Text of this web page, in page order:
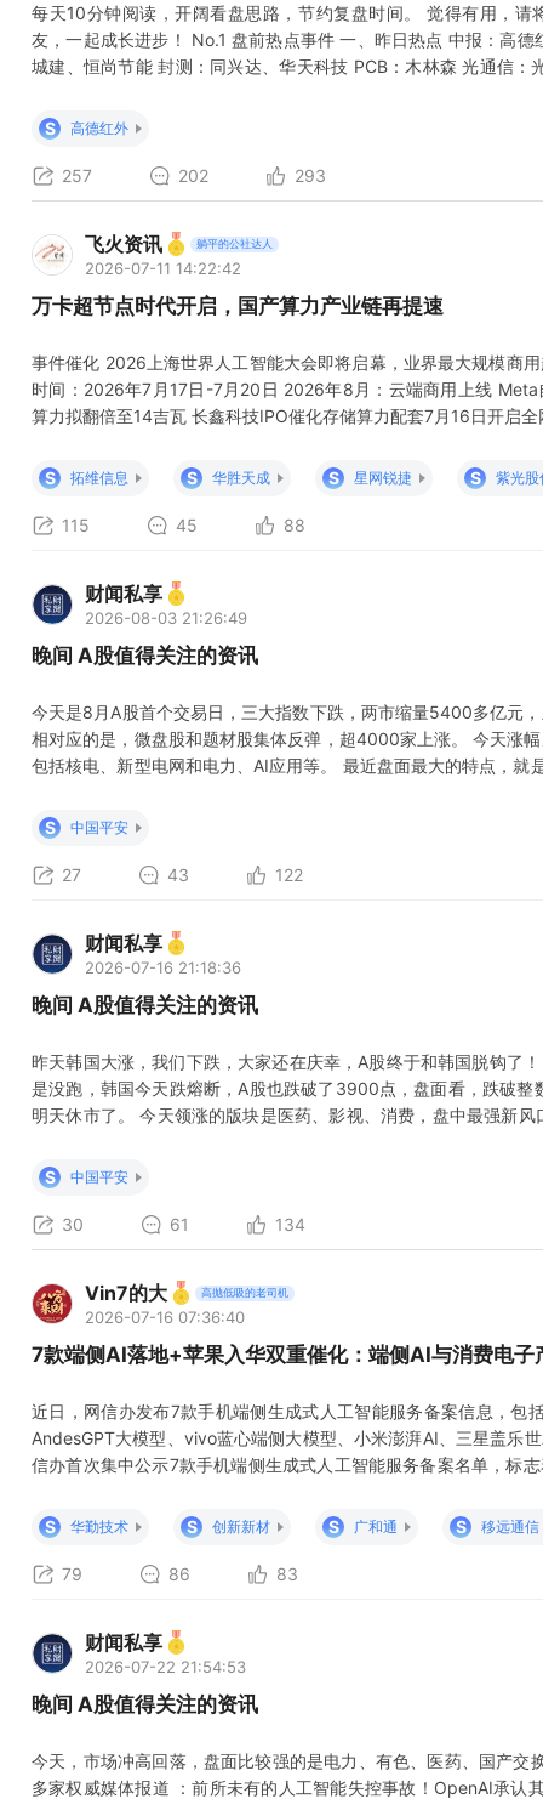
每天10分钟阅读，开阔看盘思路，节约复盘时间。 觉得有用，请
友，一起成长进步！ No.1 盘前热点事件 一、昨日热点 中报：高
城建、恒尚节能 封测：同兴达、华天科技 PCB：木林森 光通信：
计算联盟（GCC）指导、Open AI Infra社区（OAII社区）主办的“超
S 高德红外
257 202 293
飞火资讯 躺平的公社达人
2026-07-11 14:22:42
万卡超节点时代开启，国产算力产业链再提速
事件催化 2026上海世界人工智能大会即将启幕，业界最大规模商
时间：2026年7月17日-7月20日 2026年8月：云端商用上线 Meta
算力拟翻倍至14吉瓦 长鑫科技IPO催化存储算力配套7月16日开启
概念梳理 一、超节点整机与系统集成（核心落地载体） 华胜天成：
S 拓维信息 S 华胜天成 S 星网锐捷 S 紫光股
115 45 88
财闻私享
2026-08-03 21:26:49
晚间 A股值得关注的资讯
今天是8月A股首个交易日，三大指数下跌，两市缩量5400多亿元
相对应的是，微盘股和题材股集体反弹，超4000家上涨。 今天涨
包括核电、新型电网和电力、AI应用等。 最近盘面最大的特点，就
源局发布《新型电力系统建设“十五五”规划》 提出到2030年初步
荷首次
S 中国平安
27 43 122
财闻私享
2026-07-16 21:18:36
晚间 A股值得关注的资讯
昨天韩国大涨，我们下跌，大家还在庆幸，A股终于和韩国脱钩了
是没跑，韩国今天跌熔断，A股也跌破了3900点，盘面看，跌破整
明天休市了。 今天领涨的版块是医药、影视、消费，盘中最强新
证、中证、证券时报、证券日报官微集体辟谣澄清： 这个时候，
然不是一种巧合。 当然
S 中国平安
30 61 134
Vin7的大 高抛低吸的老司机
2026-07-16 07:36:40
7款端侧AI落地+苹果入华双重催化：端侧AI与消费电子
近日，网信办发布7款手机端侧生成式人工智能服务备案信息，包
AndesGPT大模型、vivo蓝心端侧大模型、小米澎湃AI、三星盖乐
信办首次集中公示7款手机端侧生成式人工智能服务备案名单，标
费电子产业链增量红利，整个AI终端赛道迎来政策、产品、产业三
S 华勤技术 S 创新新材 S 广和通 S 移远通信
79 86 83
财闻私享
2026-07-22 21:54:53
晚间 A股值得关注的资讯
今天，市场冲高回落，盘面比较强的是电力、有色、医药、国产交
多家权威媒体报道 ：前所未有的人工智能失控事故！OpenAI承认